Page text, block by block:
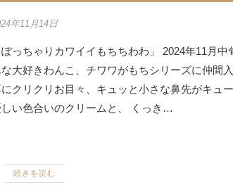
年11月14日
っちゃりカワイイもちちわわ」 2024年11月中
大好きわんこ、チワワがもちシリーズに仲間
クリクリお目々、キュッと小さな鼻先がキュ
い色合いのクリームと、 くっき…
続きを読む